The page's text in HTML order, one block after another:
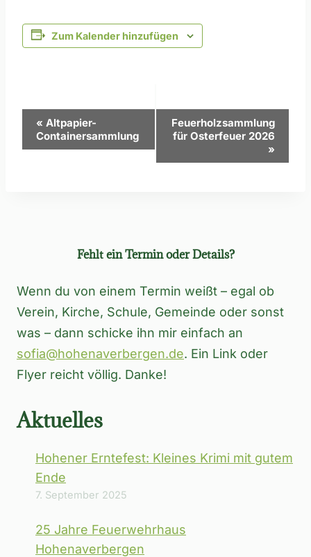
Zum Kalender hinzufügen
Veranstaltung-
Navigation
« Altpapier-
Containersammlung
Feuerholzsammlung
für Osterfeuer 2026
»
Fehlt ein Termin oder Details?
Wenn du von einem Termin weißt – egal ob
Verein, Kirche, Schule, Gemeinde oder sonst
was – dann schicke ihn mir einfach an
sofia@hohenaverbergen.de. Ein Link oder
Flyer reicht völlig. Danke!
Aktuelles
Hohener Erntefest: Kleines Krimi mit gutem
Ende
7. September 2025
25 Jahre Feuerwehrhaus
Hohenaverbergen